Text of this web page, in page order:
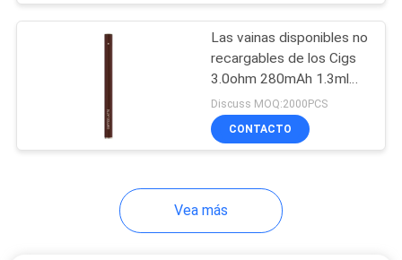
Equipos del
arrancador del
sistema de la vaina
Difusor Vape de
Las vainas disponibles no
recargables de los Cigs
3.0ohm 280mAh 1.3ml
Vape de Brown E se
pegan
Discuss MOQ:2000PCS
CONTACTO
Vea más